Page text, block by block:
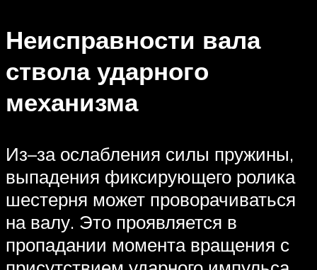
Неисправности вала
ствола ударного
механизма
Из–за ослабления силы пружины,
выпадения фиксирующего ролика
шестерня может проворачиваться
на валу. Это проявляется в
пропадании момента вращения с